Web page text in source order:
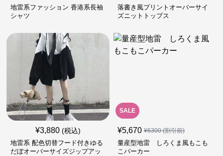
地雷系ファッション 香港系長袖
シャツ
落書き風プリントオーバーサイ
ズニットトップス
¥3,880 (税込)
地雷系 配色切替フード付きゆる
だぼオーバーサイズジップアッ
SALE
¥5,670 ¥6300(割引前)
量産型地雷 しろくま風もこも
こパーカー